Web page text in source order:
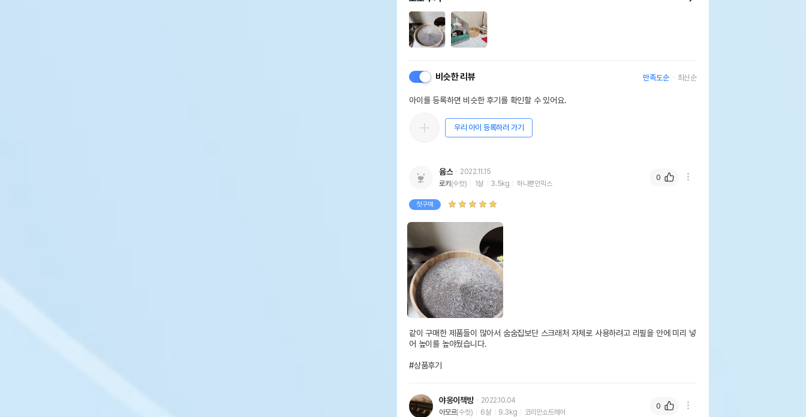
비슷한 리뷰 만족도순 최신순
아이를 등록하면 비슷한 후기를 확인할 수 있어요.
우리 아이 등록하러 가기
윰스
2022.11.15
로키(수컷) 1살 3.5kg 하나뿐인믹스
첫구매
같이 구매한 제품들이 많아서 숨숨집보단 스크래처 자체로 사용하려고 리필을 안에 미리 넣
어 높이를 높야뒀습니다.
#상품후기
0
야옹이책방
2022.10.04
아모르(수컷) 6살 9.3kg 코리안쇼트헤어
0